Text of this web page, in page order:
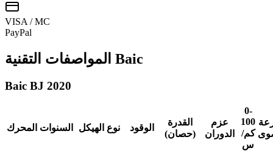
VISA / MC
PayPal
المواصفات التقنية Baic
Baic BJ 2020
المحرك السنوات نوع الهيكل الوقود
القدرة
(حصان)
عزم
الدوران
0-
100
كم/
س